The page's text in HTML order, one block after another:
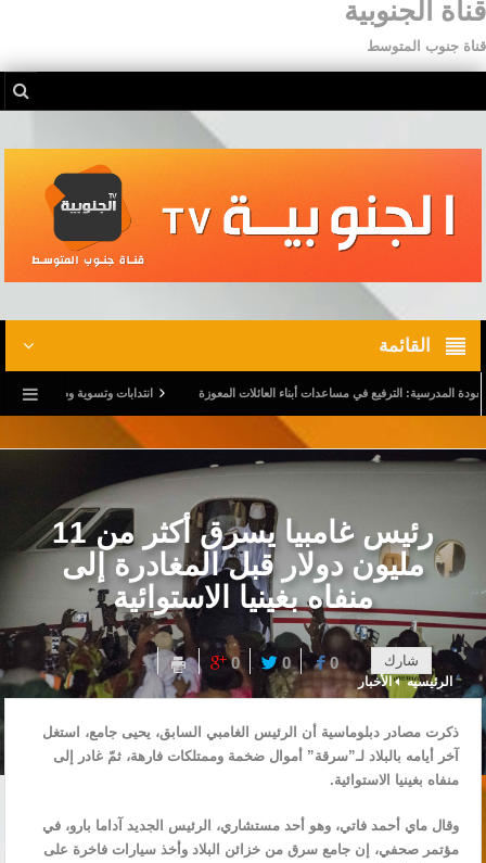
قناة الجنوبية
قناة جنوب المتوسط
القائمة
الترفيع في مساعدات أبناء العائلات المعوزة انتدابات وتسوية وضعيات.. وترفيع في
رئيس غامبيا يسرق أكثر من 11
مليون دولار قبل المغادرة إلى
منفاه بغينيا الاستوائية
شارك 0
0
0
الرئيسيه الأخبار
ذكرت مصادر دبلوماسية أن الرئيس الغامبي السابق، يحيى جامع، استغل
آخر أيامه بالبلاد لـ”سرقة” أموال ضخمة وممتلكات فارهة، ثمّ غادر إلى
منفاه بغينيا الاستوائية.
وقال ماي أحمد فاتي، وهو أحد مستشاري، الرئيس الجديد آداما بارو، في
مؤتمر صحفي، إن جامع سرق من خزائن البلاد وأخذ سيارات فاخرة على